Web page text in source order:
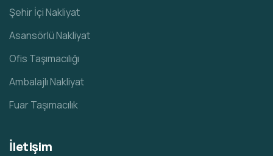
Şehir İçi Nakliyat
Asansörlü Nakliyat
Ofis Taşımacılığı
Ambalajlı Nakliyat
Fuar Taşımacılık
İletişim